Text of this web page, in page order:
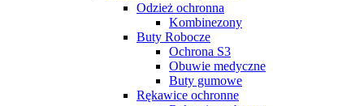
Odzież ochronna
Kombinezony
Buty Robocze
Ochrona S3
Obuwie medyczne
Buty gumowe
Rękawice ochronne